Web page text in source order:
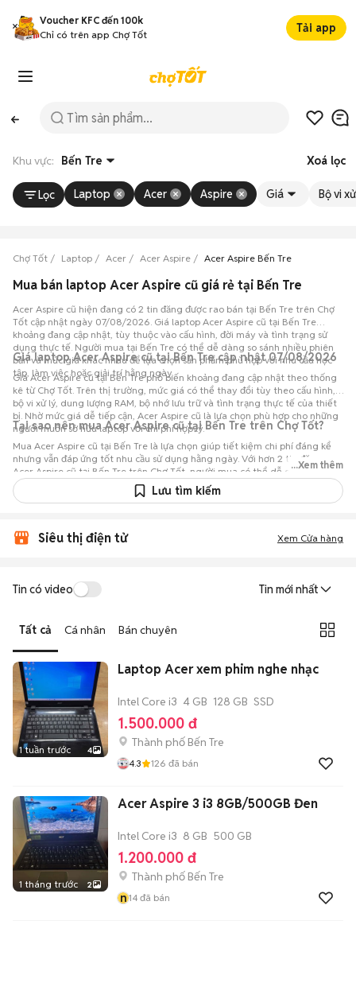
Voucher KFC đến 100k
Chỉ có trên app Chợ Tốt
Tải app
Khu vực: Bến Tre Xoá lọc
Lọc Laptop Acer Aspire Giá Bộ vi
Chợ Tốt Laptop Acer Acer Aspire Acer Aspire Bến Tre
Mua bán laptop Acer Aspire cũ giá rẻ tại Bến Tre
Acer Aspire cũ hiện đang có 2 tin đăng được rao bán tại Bến Tre trên Chợ
Tốt cập nhật ngày 07/08/2026. Giá laptop Acer Aspire cũ tại Bến Tre
khoảng đang cập nhật, tùy thuộc vào cấu hình, đời máy và tình trạng sử
dụng thực tế. Người mua tại Bến Tre có thể dễ dàng so sánh nhiều phiên
bản và mức giá khác nhau để lựa chọn sản phẩm phù hợp với nhu cầu học
tập, làm việc hoặc giải trí hằng ngày.
Giá laptop Acer Aspire cũ tại Bến Tre cập nhật 07/08/2026
Giá Acer Aspire cũ tại Bến Tre phổ biến khoảng đang cập nhật theo thống
kê từ Chợ Tốt. Trên thị trường, mức giá có thể thay đổi tùy theo cấu hình,
bộ vi xử lý, dung lượng RAM, bộ nhớ lưu trữ và tình trạng thực tế của thiết
bị. Nhờ mức giá dễ tiếp cận, Acer Aspire cũ là lựa chọn phù hợp cho những
người muốn sở hữu laptop với chi phí hợp lý.
Tại sao nên mua Acer Aspire cũ tại Bến Tre trên Chợ Tốt?
Mua Acer Aspire cũ tại Bến Tre là lựa chọn giúp tiết kiệm chi phí đáng kể
nhưng vẫn đáp ứng tốt nhu cầu sử dụng hằng ngày. Với hơn 2 tin đăng
Acer Aspire cũ tại Bến Tre trên Chợ Tốt, người mua có thể dễ dàng tham
khảo nhiều mức giá và tình trạng máy khác nhau để lựa chọn sản phẩm
phù hợp với nhu cầu và ngân sách.
...Xem thêm
Lưu tìm kiếm
Siêu thị điện tử Xem Cửa hàng
Tin có video Tin mới nhất
Tất cả Cá nhân Bán chuyên
1 tuần trước 4
Laptop Acer xem phim nghe nhạc
Intel Core i3 4 GB 128 GB SSD
1.500.000 đ
Thành phố Bến Tre
4.3 126 đã bán
1 tháng trước 2
Acer Aspire 3 i3 8GB/500GB Đen
Intel Core i3 8 GB 500 GB
1.200.000 đ
Thành phố Bến Tre
n14 đã bán